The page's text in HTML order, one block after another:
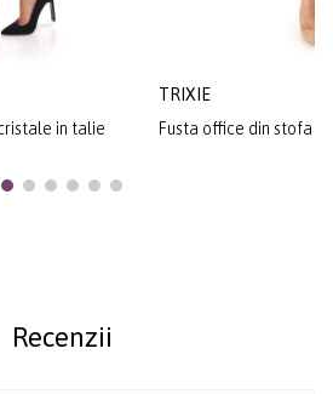
in talie
TRIXIE
Fusta office din stofa
Recenzii